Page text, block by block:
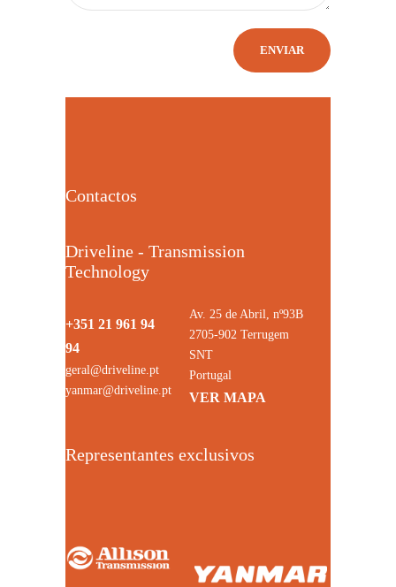
Contactos
Driveline - Transmission
Technology
+351 21 961 94
94
geral@driveline.pt
yanmar@driveline.pt
Av. 25 de Abril, nº93B
2705-902 Terrugem
SNT
Portugal
VER MAPA
Representantes exclusivos